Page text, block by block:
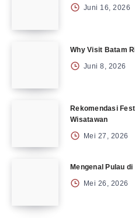
Juni 16, 2026
Why Visit Batam
Juni 8, 2026
Rekomendasi
Wisatawan
Mei 27, 2026
Mengenal Pulau
Mei 26, 2026